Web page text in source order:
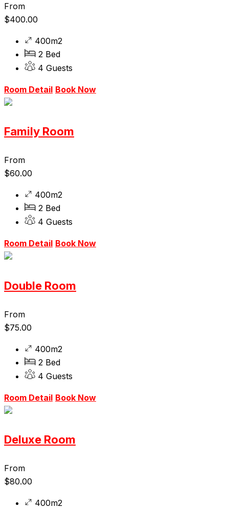
From
$400.00
400m2
2 Bed
4 Guests
Room Detail Book Now
Family Room
From
$60.00
400m2
2 Bed
4 Guests
Room Detail Book Now
Double Room
From
$75.00
400m2
2 Bed
4 Guests
Room Detail Book Now
Deluxe Room
From
$80.00
400m2